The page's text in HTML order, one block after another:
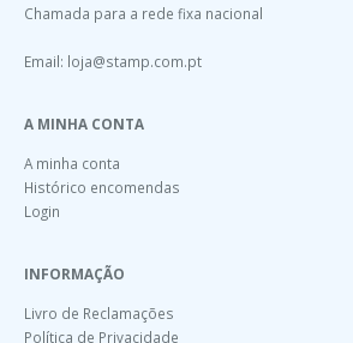
Chamada para a rede fixa nacional
Email: loja@stamp.com.pt
A MINHA CONTA
A minha conta
Histórico encomendas
Login
INFORMAÇÃO
Livro de Reclamações
Política de Privacidade